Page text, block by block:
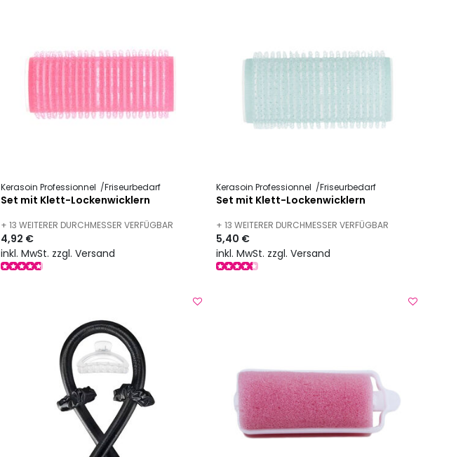
Kerasoin Professionnel Friseurbedarf
Set mit Klett-Lockenwicklern
+ 13 WEITERER DURCHMESSER VERFÜGBAR
4,92 €
inkl. MwSt. zzgl. Versand
Kerasoin Professionnel Friseurbedarf
Set mit Klett-Lockenwicklern
+ 13 WEITERER DURCHMESSER VERFÜGBAR
5,40 €
inkl. MwSt. zzgl. Versand